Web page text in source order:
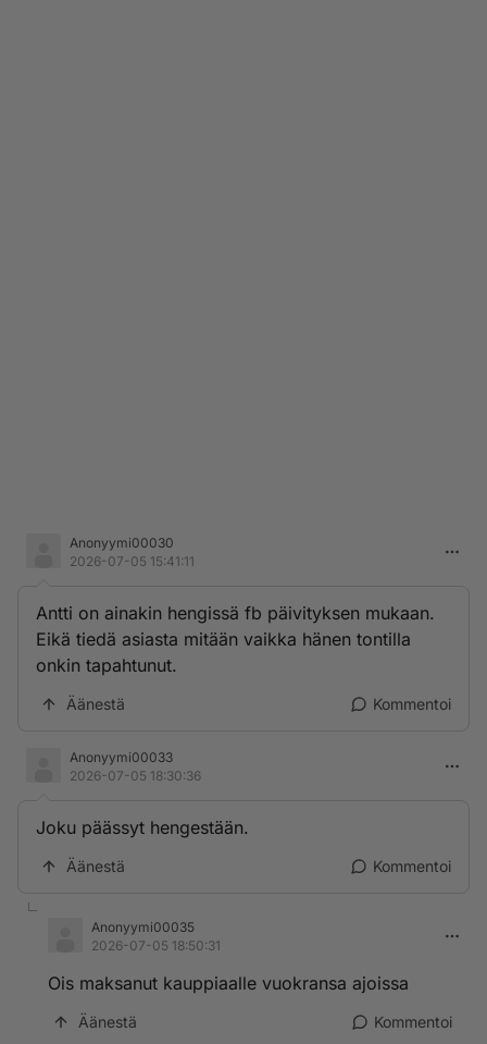
Anonyymi00030
2026-07-05 15:41:11
Antti on ainakin hengissä fb päivityksen mukaan.
Eikä tiedä asiasta mitään vaikka hänen tontilla
onkin tapahtunut.
Äänestä Kommentoi
Anonyymi00033
2026-07-05 18:30:36
Joku päässyt hengestään.
Äänestä Kommentoi
Anonyymi00035
2026-07-05 18:50:31
Ois maksanut kauppiaalle vuokransa ajoissa
Äänestä Kommentoi